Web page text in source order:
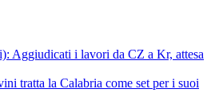
Aggiudicati i lavori da CZ a Kr, attesa
tratta la Calabria come set per i suoi